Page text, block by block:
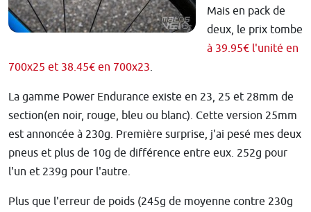
Mais en pack de
deux, le prix tombe
à 39.95€ l'unité en
700x25 et 38.45€ en 700x23.
La gamme Power Endurance existe en 23, 25 et 28mm de
section(en noir, rouge, bleu ou blanc). Cette version 25mm
est annoncée à 230g. Première surprise, j'ai pesé mes deux
pneus et plus de 10g de différence entre eux. 252g pour
l'un et 239g pour l'autre.
Plus que l'erreur de poids (245g de moyenne contre 230g